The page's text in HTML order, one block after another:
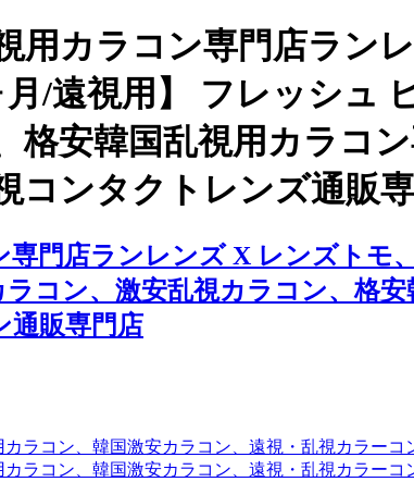
用カラコン専門店ラン
/遠視用】 フレッシュ
格安韓国乱視用カラコ
コンタクトレンズ通販
門店ランレンズ X レンズトモ
コン、激安乱視カラコン、格
通販専門店
ラコン、韓国激安カラコン、遠視・乱視カラー
ラコン、韓国激安カラコン、遠視・乱視カラーコ